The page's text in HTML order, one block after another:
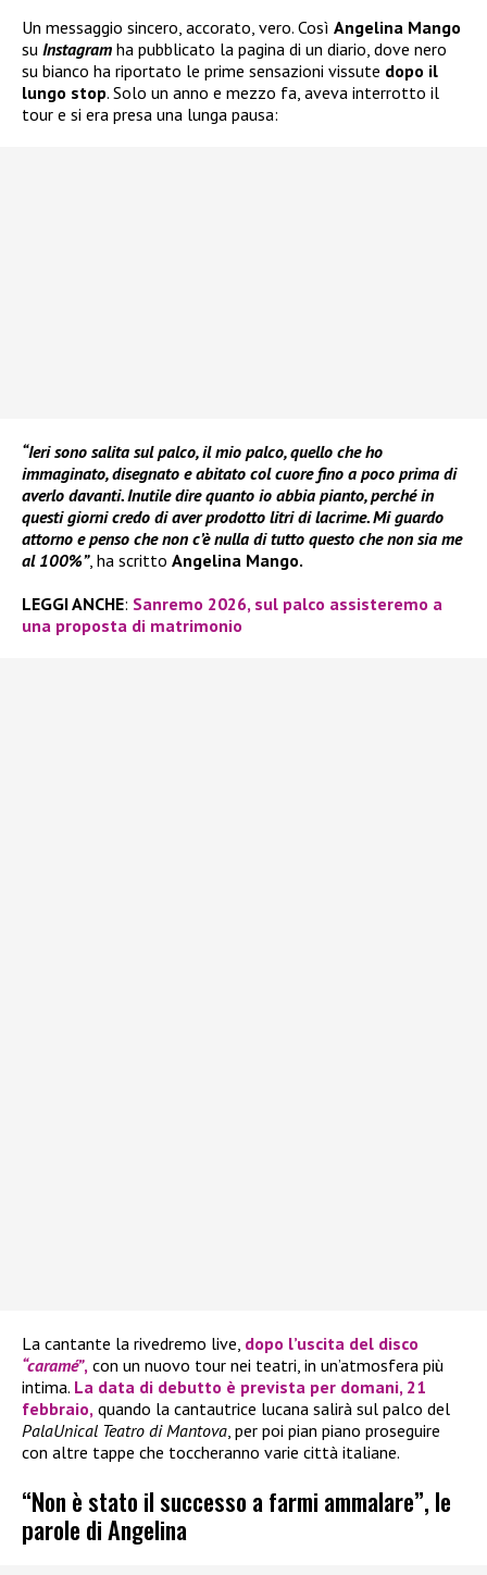
Un messaggio sincero, accorato, vero. Così Angelina Mango
su Instagram ha pubblicato la pagina di un diario, dove nero
su bianco ha riportato le prime sensazioni vissute dopo il
lungo stop. Solo un anno e mezzo fa, aveva interrotto il
tour e si era presa una lunga pausa:
“Ieri sono salita sul palco, il mio palco, quello che ho
immaginato, disegnato e abitato col cuore fino a poco prima di
averlo davanti. Inutile dire quanto io abbia pianto, perché in
questi giorni credo di aver prodotto litri di lacrime. Mi guardo
attorno e penso che non c’è nulla di tutto questo che non sia me
al 100%”, ha scritto Angelina Mango.
LEGGI ANCHE: Sanremo 2026, sul palco assisteremo a
una proposta di matrimonio
La cantante la rivedremo live, dopo l’uscita del disco
“caramé”, con un nuovo tour nei teatri, in un’atmosfera più
intima. La data di debutto è prevista per domani, 21
febbraio, quando la cantautrice lucana salirà sul palco del
PalaUnical Teatro di Mantova , per poi pian piano proseguire
con altre tappe che toccheranno varie città italiane.
“Non è stato il successo a farmi ammalare”, le
parole di Angelina